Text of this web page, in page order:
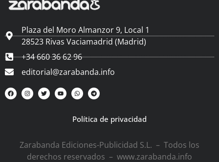
Plaza del Moro Almanzor 9, Local 1
28523 Rivas Vaciamadrid (Madrid)
+34 660 36 62 96
editorial@zarabanda.info
Política de privacidad
Zarabanda Ediciones-Publicidad S.L. – Todos los
derechos reservados – www.zarabanda.info